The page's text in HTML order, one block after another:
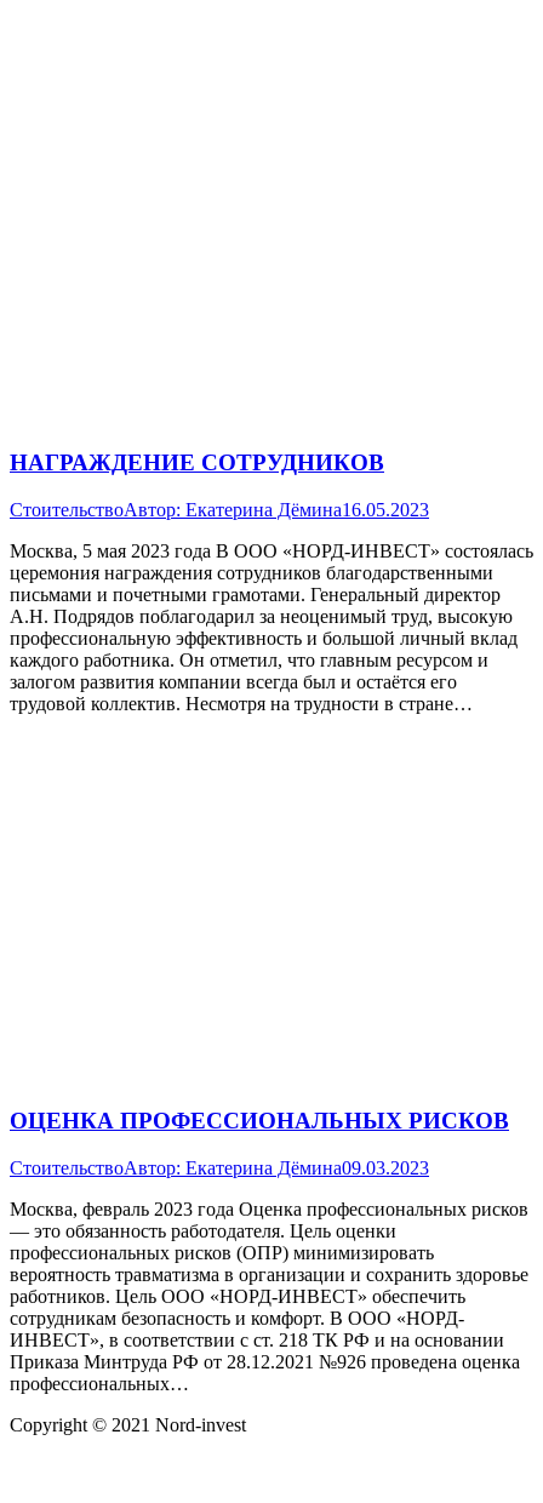
НАГРАЖДЕНИЕ СОТРУДНИКОВ
СтоительствоАвтор: Екатерина Дёмина16.05.2023
Москва, 5 мая 2023 года В ООО «НОРД-ИНВЕСТ» состоялась
церемония награждения сотрудников благодарственными
письмами и почетными грамотами. Генеральный директор
А.Н. Подрядов поблагодарил за неоценимый труд, высокую
профессиональную эффективность и большой личный вклад
каждого работника. Он отметил, что главным ресурсом и
залогом развития компании всегда был и остаётся его
трудовой коллектив. Несмотря на трудности в стране…
ОЦЕНКА ПРОФЕССИОНАЛЬНЫХ РИСКОВ
СтоительствоАвтор: Екатерина Дёмина09.03.2023
Москва, февраль 2023 года Оценка профессиональных рисков
— это обязанность работодателя. Цель оценки
профессиональных рисков (ОПР) минимизировать
вероятность травматизма в организации и сохранить здоровье
работников. Цель ООО «НОРД-ИНВЕСТ» обеспечить
сотрудникам безопасность и комфорт. В ООО «НОРД-
ИНВЕСТ», в соответствии с ст. 218 ТК РФ и на основании
Приказа Минтруда РФ от 28.12.2021 №926 проведена оценка
профессиональных…
Copyright © 2021 Nord-invest